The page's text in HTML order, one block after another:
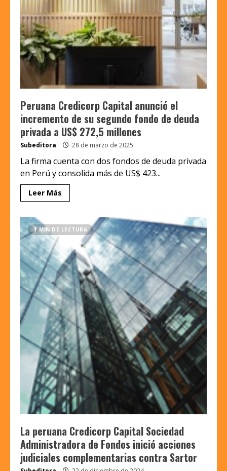
Peruana Credicorp Capital anunció el
incremento de su segundo fondo de deuda
privada a US$ 272,5 millones
Subeditora 28 de marzo de 2025
La firma cuenta con dos fondos de deuda privada
en Perú y consolida más de US$ 423...
Leer Más
3 MIN DE LECTURA
La peruana Credicorp Capital Sociedad
Administradora de Fondos inició acciones
judiciales complementarias contra Sartor